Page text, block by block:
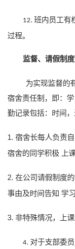
12. 班内员工有
过程。
监督、请假制度
为实现监督的
宿舍责任制，即：
勤记录包括：时间
1. 宿舍长每人负责
宿舍的同学积极
上
2. 在公司请假制度
事由及时间告知 学
3. 非特殊情况，上
4. 对于支部委